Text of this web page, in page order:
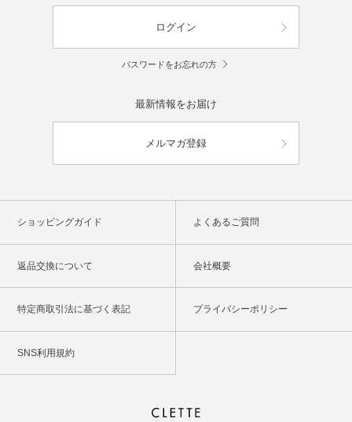
ログイン
パスワードをお忘れの方
最新情報をお届け
メルマガ登録
ショッピングガイド よくあるご質問
返品交換について 会社概要
特定商取引法に基づく表記 プライバシーポリシー
SNS利用規約